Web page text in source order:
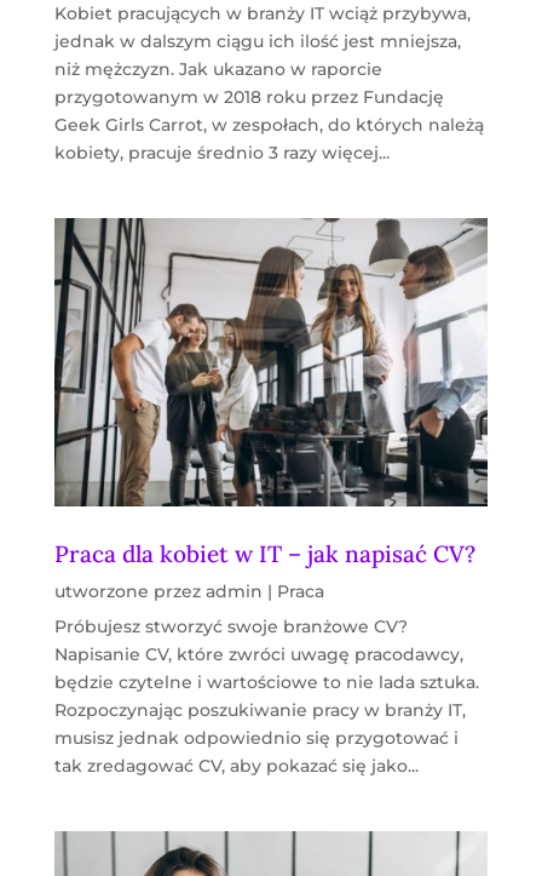
Kobiet pracujących w branży IT wciąż przybywa,
jednak w dalszym ciągu ich ilość jest mniejsza,
niż mężczyzn. Jak ukazano w raporcie
przygotowanym w 2018 roku przez Fundację
Geek Girls Carrot, w zespołach, do których należą
kobiety, pracuje średnio 3 razy więcej...
Praca dla kobiet w IT – jak napisać CV?
utworzone przez admin | Praca
Próbujesz stworzyć swoje branżowe CV?
Napisanie CV, które zwróci uwagę pracodawcy,
będzie czytelne i wartościowe to nie lada sztuka.
Rozpoczynając poszukiwanie pracy w branży IT,
musisz jednak odpowiednio się przygotować i
tak zredagować CV, aby pokazać się jako...